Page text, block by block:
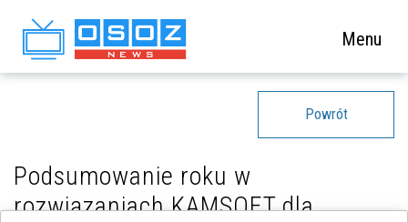
Menu
Powrót
Podsumowanie roku w
rozwiązaniach KAMSOFT dla